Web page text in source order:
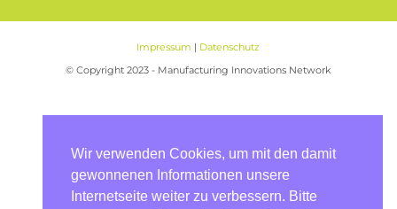
Impressum | Datenschutz
© Copyright 2023 - Manufacturing Innovations Network
Wir verwenden Cookies, um mit den damit
gewonnenen Informationen unsere
Internetseite weiter zu verbessern. Bitte